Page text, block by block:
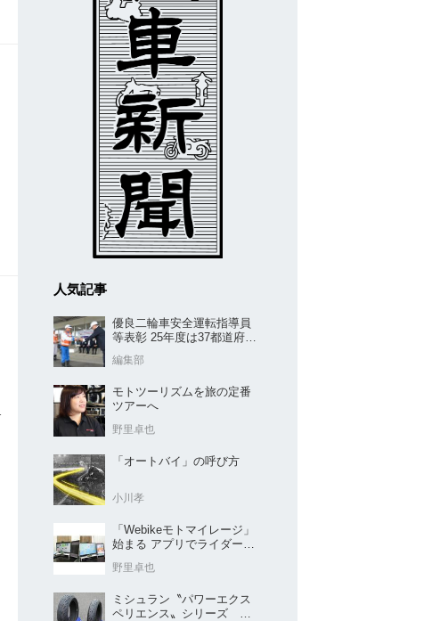
人気記事
優良二輪車安全運転指導員
等表彰 25年度は37都道府県
編集部
モトツーリズムを旅の定番
ツアーへ
野里卓也
「オートバイ」の呼び方
小川孝
「Webikeモトマイレージ」
始まる アプリでライダーと
野里卓也
ミシュラン〝パワーエクス
ペリエンス〟シリーズ